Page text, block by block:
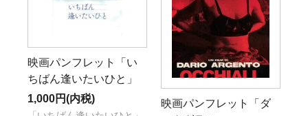
映画パンフレット「い
ちばん逢いたいひと」
1,000円(内税)
映画パンフレット「ダ